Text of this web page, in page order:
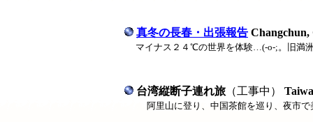
真冬の長春・出張報告
マイナス２４℃の世界を体験…(-o-;。旧満
台湾縦断子連れ旅 （工事中）
阿里山に登り、中国茶館を巡り、夜市